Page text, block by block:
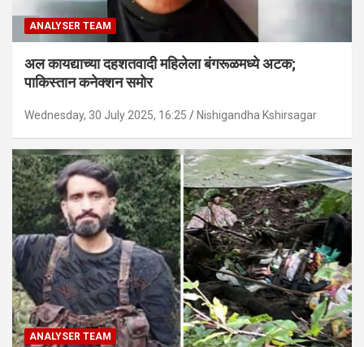
ANALYSER TEAM
अल कायद्याच्या दहशतवादी महिलेला बंगरूळमध्ये अटक;
पाकिस्तान कनेक्शन समोर
Wednesday, 30 July 2025, 16:25 Nishigandha Kshirsagar
ANALYSER TEAM